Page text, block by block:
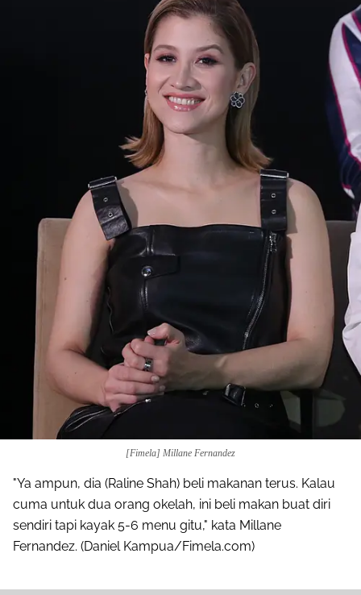
[Fimela] Millane Fernandez
"Ya ampun, dia (Raline Shah) beli makanan terus. Kalau
cuma untuk dua orang okelah, ini beli makan buat diri
sendiri tapi kayak 5-6 menu gitu," kata Millane
Fernandez. (Daniel Kampua/Fimela.com)